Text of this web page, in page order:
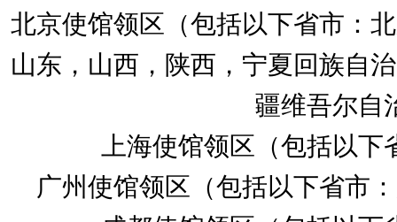
北京使馆领区（包括以下省市：
山东，山西，陕西，宁夏回族自
疆维吾尔自
上海使馆领区（包括以
广州使馆领区（包括以下省市